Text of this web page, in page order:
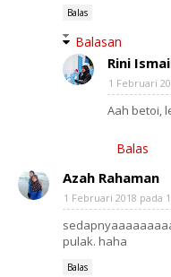
Balas
Balasan
Rini
1 Februari
Aah betoi,
Balas
Azah Rahaman
1 Februari 2018 pada
pulak. haha
Balas